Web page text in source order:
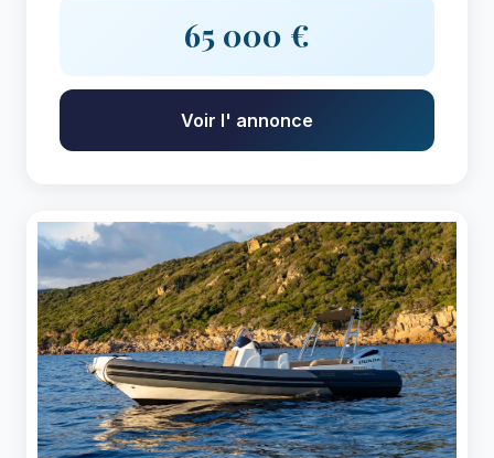
65 000 €
Voir l' annonce